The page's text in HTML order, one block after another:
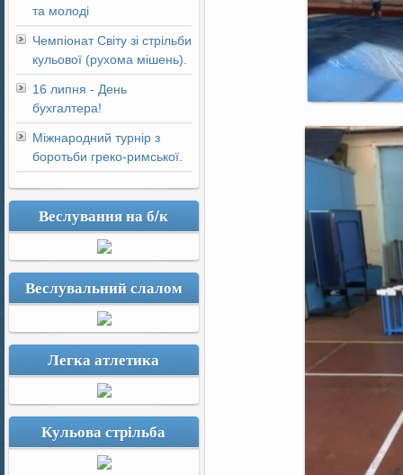
та молоді
Чемпіонат Світу зі стрільби
кульової (рухома мішень).
16 липня - День
бухгалтера!
Міжнародний турнір з
боротьби греко-римської.
Веслування на б/к
Веслувальний слалом
Легка атлетика
Кульова стрільба